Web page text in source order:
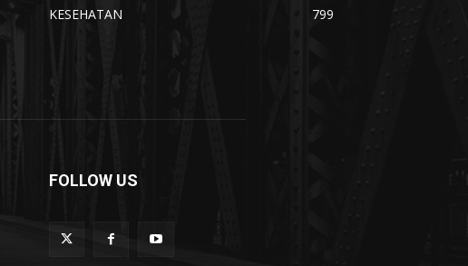
KESEHATAN
799
FOLLOW US